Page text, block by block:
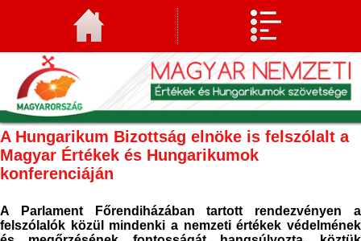
A Hungarikum Bizottság elnöke is felszólalt a
Magyar Értékek és Hungarikumok
konferenciáján
A Parlament Főrendiházában tartott rendezvényen a
felszólalók közül mindenki a nemzeti értékek védelmének